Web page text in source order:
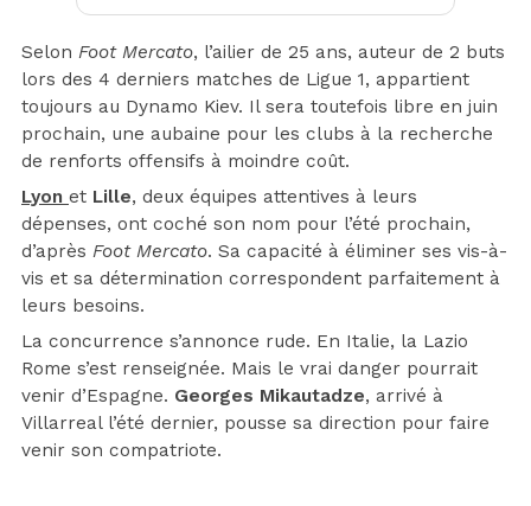
Selon Foot Mercato, l’ailier de 25 ans, auteur de 2 buts
lors des 4 derniers matches de Ligue 1, appartient
toujours au Dynamo Kiev. Il sera toutefois libre en juin
prochain, une aubaine pour les clubs à la recherche
de renforts offensifs à moindre coût.
Lyon et Lille, deux équipes attentives à leurs
dépenses, ont coché son nom pour l’été prochain,
d’après Foot Mercato. Sa capacité à éliminer ses vis-à-
vis et sa détermination correspondent parfaitement à
leurs besoins.
La concurrence s’annonce rude. En Italie, la Lazio
Rome s’est renseignée. Mais le vrai danger pourrait
venir d’Espagne. Georges Mikautadze, arrivé à
Villarreal l’été dernier, pousse sa direction pour faire
venir son compatriote.